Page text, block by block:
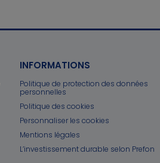
INFORMATIONS
Politique de protection des données
personnelles
Politique des cookies
Personnaliser les cookies
Mentions légales
L’investissement durable selon Prefon